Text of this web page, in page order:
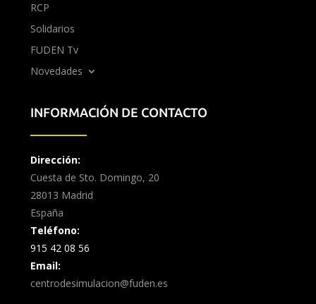
RCP
Solidarios
FUDEN Tv
Novedades
INFORMACIÓN DE CONTACTO
Dirección:
Cuesta de Sto. Domingo, 20
28013 Madrid
España
Teléfono:
915 42 08 56
Email:
centrodesimulacion@fuden.es